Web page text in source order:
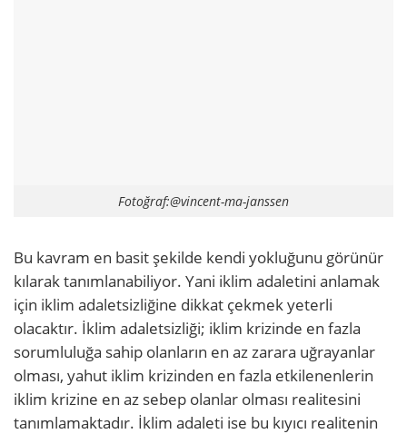
Fotoğraf:@vincent-ma-janssen
Bu kavram en basit şekilde kendi yokluğunu görünür
kılarak tanımlanabiliyor. Yani iklim adaletini anlamak
için iklim adaletsizliğine dikkat çekmek yeterli
olacaktır. İklim adaletsizliği; iklim krizinde en fazla
sorumluluğa sahip olanların en az zarara uğrayanlar
olması, yahut iklim krizinden en fazla etkilenenlerin
iklim krizine en az sebep olanlar olması realitesini
tanımlamaktadır. İklim adaleti ise bu kıyıcı realitenin